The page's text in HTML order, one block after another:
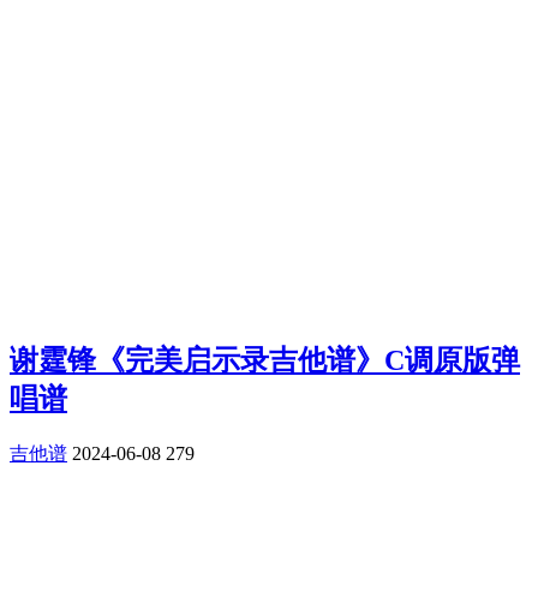
谢霆锋《完美启示录吉他谱》C调原版弹
唱谱
吉他谱 2024-06-08 279